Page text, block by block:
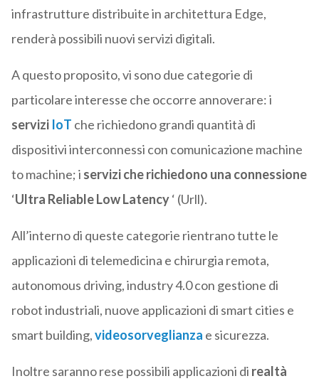
infrastrutture distribuite in architettura Edge,
renderà possibili nuovi servizi digitali.
A questo proposito, vi sono due categorie di
particolare interesse che occorre annoverare: i
servizi IoT che richiedono grandi quantità di
dispositivi interconnessi con comunicazione machine
to machine; i servizi che richiedono una connessione
‘Ultra Reliable Low Latency‘ (Urll).
All’interno di queste categorie rientrano tutte le
applicazioni di telemedicina e chirurgia remota,
autonomous driving, industry 4.0 con gestione di
robot industriali, nuove applicazioni di smart cities e
smart building,videosorveglianza e sicurezza.
Inoltre saranno rese possibili applicazioni di realtà